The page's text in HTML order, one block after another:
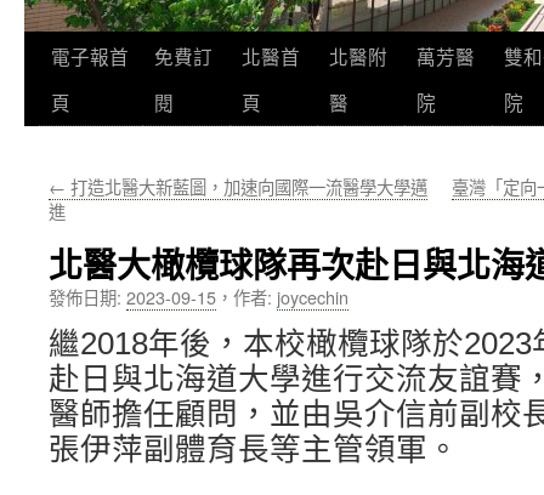
跳
至
要
容
電子報首
頁
免費訂
閱
北醫首
頁
北醫附
醫
萬芳醫
院
雙
院
← 打造北醫大新藍圖，加速向國際一流醫學大學邁
進
臺灣「定向
北醫大橄欖球隊再次赴日與北海
發佈日期: 2023-09-15 ， 作者: joycechin
繼2018年後，本校橄欖球隊於
赴日與北海道大學進行交流友誼賽
醫師擔任顧問，並由吳介信前副校
張伊萍副體育長等主管領軍。